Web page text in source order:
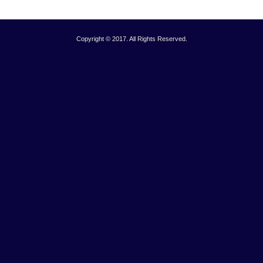
Copyright © 2017. All Rights Reserved.